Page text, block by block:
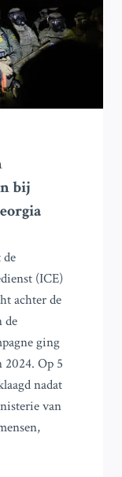
bij
(ICE)
achter de
de
ging
2024. Op 5
nadat
van